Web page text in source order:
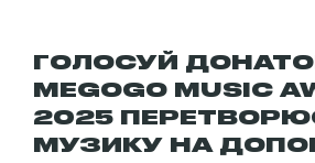
ГОЛОСУЙ
MEGOGO MUSIC
2025
МУЗИКУ НА